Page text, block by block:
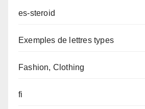
es-steroid
Exemples de lettres types
Fashion, Clothing
fi